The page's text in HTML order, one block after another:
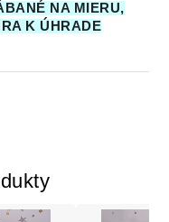
NA MIERU,
K ÚHRADE